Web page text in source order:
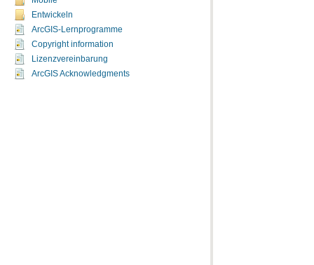
Entwickeln
ArcGIS-Lernprogramme
Copyright information
Lizenzvereinbarung
ArcGIS Acknowledgments